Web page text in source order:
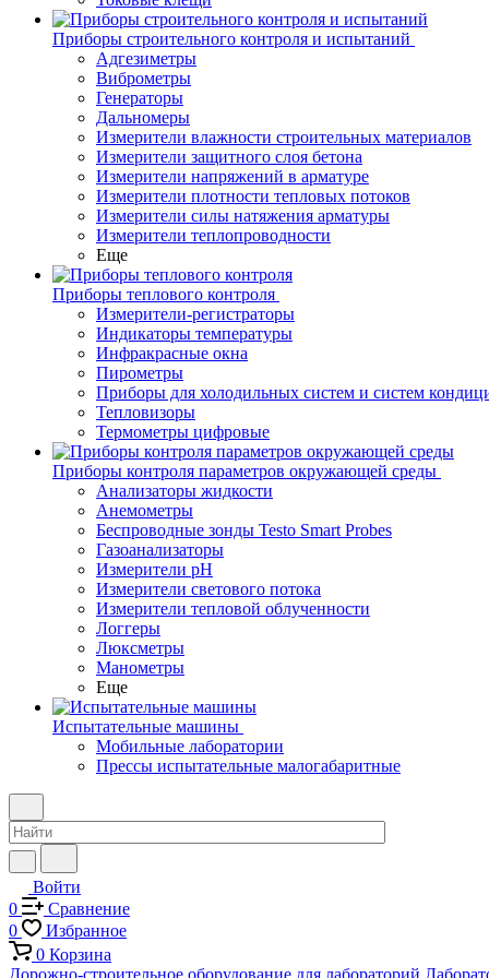
Приборы строительного контроля и испытаний
Адгезиметры
Виброметры
Генераторы
Дальномеры
Измерители влажности строительных материалов
Измерители защитного слоя бетона
Измерители напряжений в арматуре
Измерители плотности тепловых потоков
Измерители силы натяжения арматуры
Измерители теплопроводности
Еще
Приборы теплового контроля
Измерители-регистраторы
Индикаторы температуры
Инфракрасные окна
Пирометры
Приборы для холодильных систем и систем
Тепловизоры
Термометры цифровые
Приборы контроля параметров окружающей среды
Анализаторы жидкости
Анемометры
Беспроводные зонды Testo Smart Probes
Газоанализаторы
Измерители pH
Измерители светового потока
Измерители тепловой облученности
Логгеры
Люксметры
Манометры
Еще
Испытательные машины
Мобильные лаборатории
Прессы испытательные малогабаритные
Войти
0
Сравнение
0
Избранное
0 Корзина
Дорожно-строительное оборудование для лабораторий